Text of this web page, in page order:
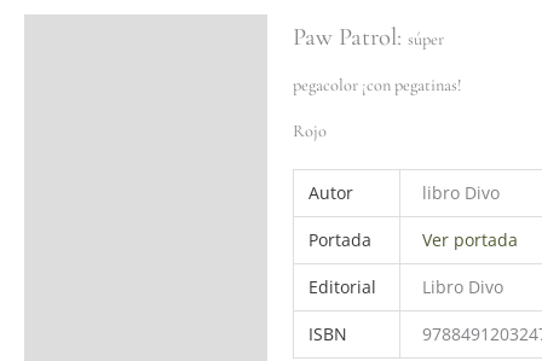
Paw Patrol: súper
pegacolor ¡con pegatinas!
Rojo
Autor libro Divo
Portada Ver portada
Editorial Libro Divo
ISBN